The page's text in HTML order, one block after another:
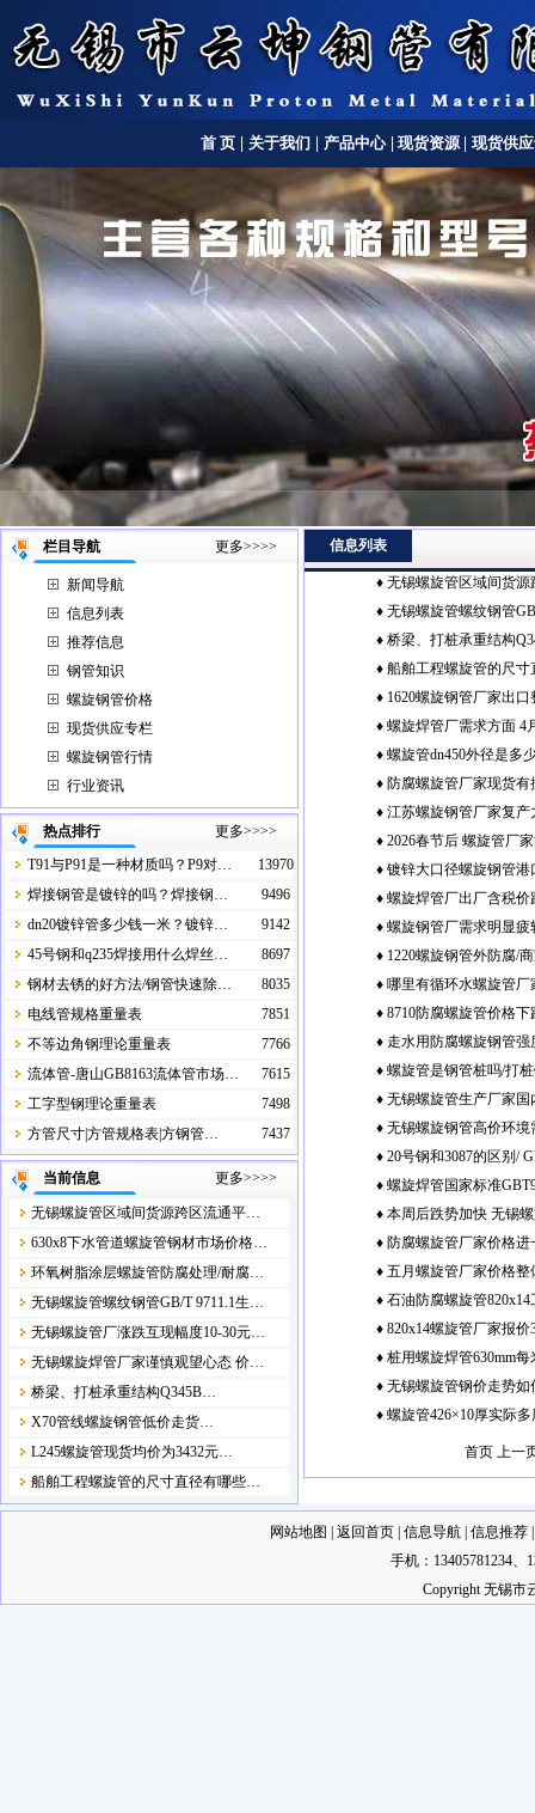
首 页| 关于我们 产品中心| 现货资源 现货供
栏目导航 更多>>>>
新闻导航
信息列表
推荐信息
钢管知识
螺旋钢管价格
现货供应专栏
螺旋钢管行情
行业资讯
热点排行
更多>>>>
T91与P91是一种材质吗？P9对…
13970
焊接钢管是镀锌的吗？焊接钢…
9496
dn20镀锌管多少钱一米？镀锌…
9142
45号钢和q235焊接用什么焊丝…
8697
钢材去锈的好方法/钢管快速除…
8035
电线管规格重量表
7851
不等边角钢理论重量表
7766
流体管-唐山GB8163流体管市场…
7615
工字型钢理论重量表
7498
方管尺寸|方管规格表|方钢管…
7437
当前信息 更多>>>>
无锡螺旋管区域间货源跨区流通平…
630x8下水管道螺旋管钢材市场价格…
环氧树脂涂层螺旋管防腐处理/耐腐…
无锡螺旋管螺纹钢管GB/T 9711.1生…
无锡螺旋管厂涨跌互现幅度10-30元…
无锡螺旋焊管厂家谨慎观望心态 价…
桥梁、打桩‌承重结构Q345B…
X70‌管线螺旋钢管低价走货…
L245螺旋管现货均价为3432元…
船舶工程螺旋管的尺寸直径有哪些…
信息列表
♦ 无锡螺旋管区域间货源
畅
♦ 无锡螺旋管螺纹钢管
直径和长定尺
♦ 桥梁、打桩‌承重结构
♦ 船舶工程螺旋管的尺寸
♦ 1620螺旋钢管厂家出
♦ 螺旋焊管厂需求方面 4
♦ 螺旋管dn450外径是多
♦ 防腐螺旋管厂家现货
区基差微扩
♦ 江苏螺旋钢管厂家复产
情况
♦ 2026春节后 螺旋管厂
红”行情
♦ 镀锌大口径螺旋钢管港
运行
♦ 螺旋焊管厂出厂含税价
♦ 螺旋钢管厂需求明显疲
重挤压
♦ 1220螺旋钢管外防腐/
交
♦ 哪里有循环水螺旋管厂
♦ 8710防腐螺旋管价格
更弱趋势
♦ 走水用防腐螺旋钢管
外压力
♦ 螺旋管是钢管桩吗/打
2400mm
♦ 无锡螺旋管生产厂家国
♦ 无锡螺旋钢管高价环境
♦ 20号钢和3087的区别/
♦ 螺旋焊管国家标准
收窄降幅
♦ 本周后跌势加快 无锡
♦ 防腐螺旋管厂家价格
势放缓
♦ 五月螺旋管厂家价格整
势
♦ 石油防腐螺旋管820x14
钢管内外刷漆
♦ 820x14螺旋管厂家报价
♦ 桩用螺旋焊管630mm
线螺旋管dn450
♦ 无锡螺旋管钢价走势如
钢管理论重量
♦ 螺旋管426×10厚实际
首页 上一
网站地图 返回首页 信息导航 信息推荐
手机：13405781234
Copyright 无锡